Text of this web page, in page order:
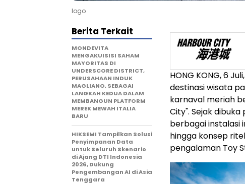
logo
HONG KONG,6
destinasi wisata
karnaval meriah
City". Sejak dibuka
berbagai instalasi
hingga konsep
pengalaman Toy
Berita Terkait
MONDEVITA
MENGAKUISISI SAHAM
MAYORITAS DI
UNDERSCORE DISTRICT,
PERUSAHAAN INDUK
MAGLIANO, SEBAGAI
LANGKAH KEDUA DALAM
MEMBANGUN PLATFORM
MEREK MEWAH ITALIA
BARU
HIKSEMI Tampilkan Solusi
Penyimpanan Data
untuk Seluruh Skenario
di Ajang DTI Indonesia
2026, Dukung
Pengembangan AI di Asia
Tenggara